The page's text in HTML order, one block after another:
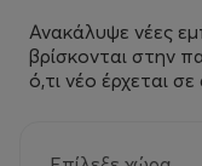
Ανακάλυψε νέες
βρίσκονται στην
ό,τι νέο έρχεται